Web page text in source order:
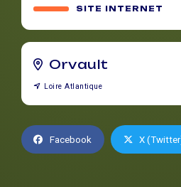
SITE INTERNET
Orvault
Loire Atlantique
Facebook X